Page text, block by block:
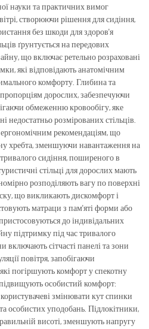
науки та практичних вимог
створюючи рішення для сидіння,
без шкоди для здоров'я
ґрунтується на передових
що включає ретельно розраховані
які відповідають анатомічним
комфорту. Глибина та
дорослих, забезпечуючи
обмеженню кровообігу, яке
недостатньо розмірованих стільців.
рекомендаціям, що
хребта, зменшуючи навантаження на
сидіння, поширеного в
стільці для дорослих мають
розподіляють вагу по поверхні
що викликають дискомфорт і
матраци з пам'яті форми або
до індивідальних
підтримку під час тривалого
сітчасті панелі та зони
повітря, запобігаючи
погіршують комфорт у спекотну
особистий комфорт:
змінювати кут спинки
особистих уподобань. Підлокітники,
висоті, зменшують напругу